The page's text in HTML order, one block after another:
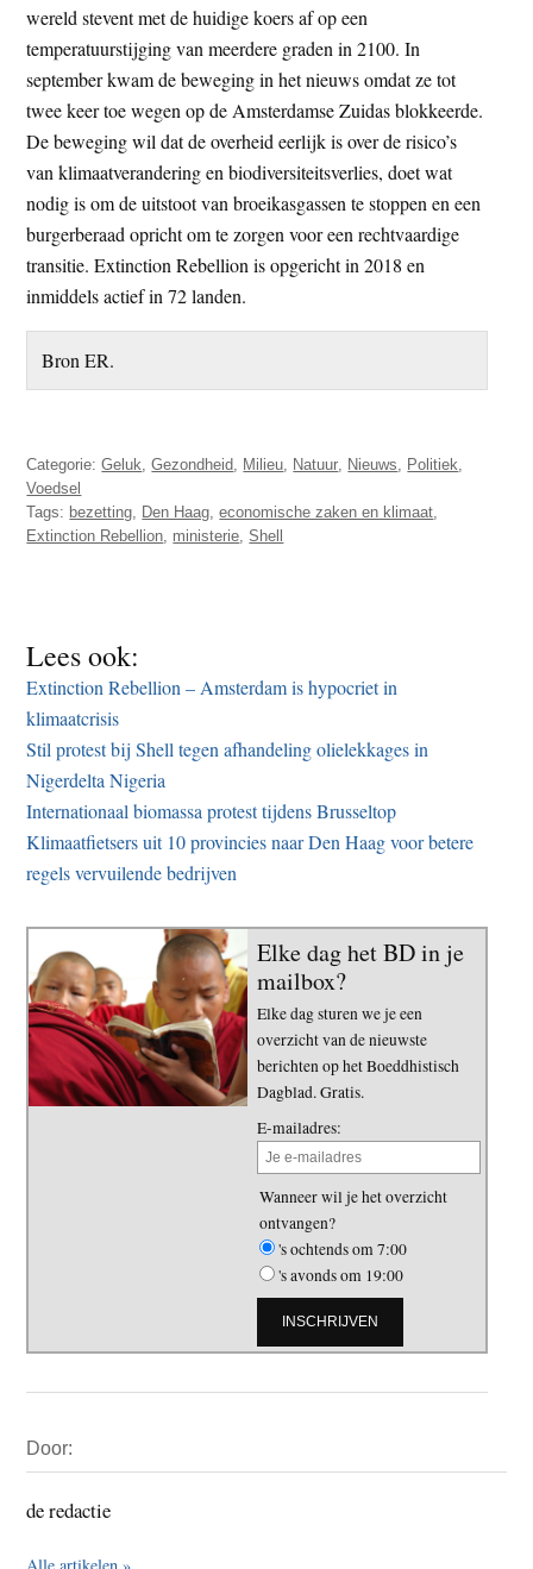
wereld stevent met de huidige koers af op een
temperatuurstijging van meerdere graden in 2100. In
september kwam de beweging in het nieuws omdat ze tot
twee keer toe wegen op de Amsterdamse Zuidas blokkeerde.
De beweging wil dat de overheid eerlijk is over de risico’s
van klimaatverandering en biodiversiteitsverlies, doet wat
nodig is om de uitstoot van broeikasgassen te stoppen en een
burgerberaad opricht om te zorgen voor een rechtvaardige
transitie. Extinction Rebellion is opgericht in 2018 en
inmiddels actief in 72 landen.
Bron ER.
Categorie:Geluk,Gezondheid, Milieu, Natuur, Nieuws, Politiek,
Voedsel
Tags: bezetting, Den Haag,economische zaken en klimaat,
Extinction Rebellion, ministerie,Shell
Lees ook:
Extinction Rebellion – Amsterdam is hypocriet in
klimaatcrisis
Stil protest bij Shell tegen afhandeling olielekkages in
Nigerdelta Nigeria
Internationaal biomassa protest tijdens Brusseltop
Klimaatfietsers uit 10 provincies naar Den Haag voor betere
regels vervuilende bedrijven
Elke dag het BD in je
mailbox?
Elke dag sturen we je een
overzicht van de nieuwste
berichten op het Boeddhistisch
Dagblad. Gratis.
E-mailadres:
Wanneer wil je het overzicht
ontvangen?
's ochtends om 7:00
's avonds om 19:00
Sidebar
Door:
de redactie
Alle artikelen »